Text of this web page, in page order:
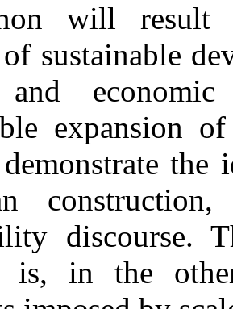
will
sustainable
expansion
discourse.
is, in the